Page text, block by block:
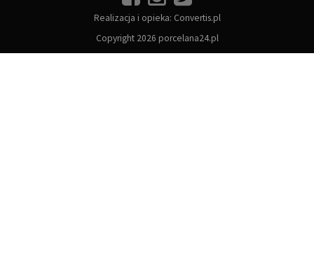
Realizacja i opieka: Convertis.pl
Copyright 2026 porcelana24.pl